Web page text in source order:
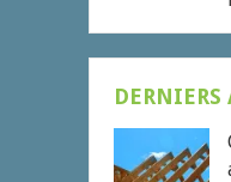
DERNIERS